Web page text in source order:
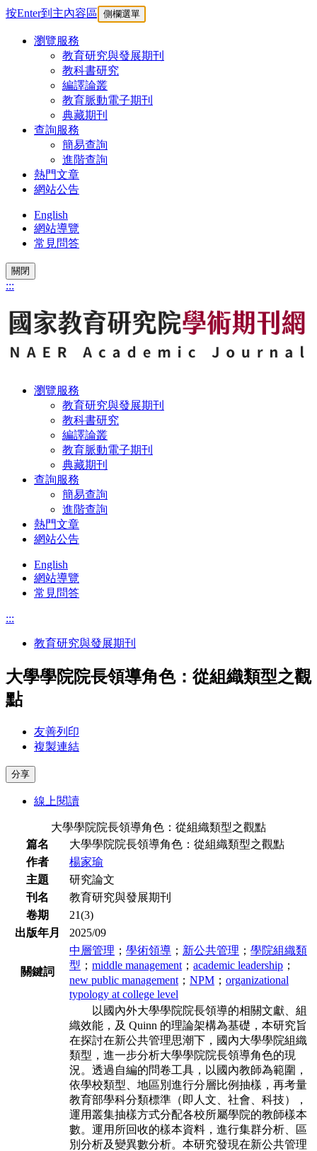
按Enter到主內容區 側欄選單
瀏覽服務
教育研究與發展期刊
教科書研究
編譯論叢
教育脈動電子期刊
典藏期刊
查詢服務
簡易查詢
進階查詢
熱門文章
網站公告
English
網站導覽
常見問答
關閉
:::
瀏覽服務
教育研究與發展期刊
教科書研究
編譯論叢
教育脈動電子期刊
典藏期刊
查詢服務
簡易查詢
進階查詢
熱門文章
網站公告
English
網站導覽
常見問答
:::
教育研究與發展期刊
大學學院院長領導角色：從組織類型之觀
點
友善列印
複製連結
分享
線上閱讀
大學學院院長領導角色：從組織類型之觀點
篇名
大學學院院長領導角色：從組織類型之觀點
作者
楊家瑜
主題
研究論文
刊名
教育研究與發展期刊
卷期
21(3)
出版年月
2025/09
關鍵詞
中層管理 ； 學術領導 ； 新公共管理 ； 學院組織類
型 ； middle management ； academic leadership ；
new public management ； NPM ； organizational
typology at college level
以國內外大學學院院長領導的相關文獻、組
織效能，及 Quinn 的理論架構為基礎， 本研究旨
在探討在新公共管理思潮下，國內大學學院組織
類型，進一步分析大學學院院長領導角色的現
況。透過自編的問卷工具，以國內教師為範圍，
依學校類型、地區別進行分層比例抽樣，再考量
教育部學科分類標準（即人文、社會、科技），
運用叢集抽樣方式分配各校所屬學院的教師樣本
數。運用所回收的樣本資料，進行集群分析、
區
別分析及變異數分析。本研究發現在新公共管理